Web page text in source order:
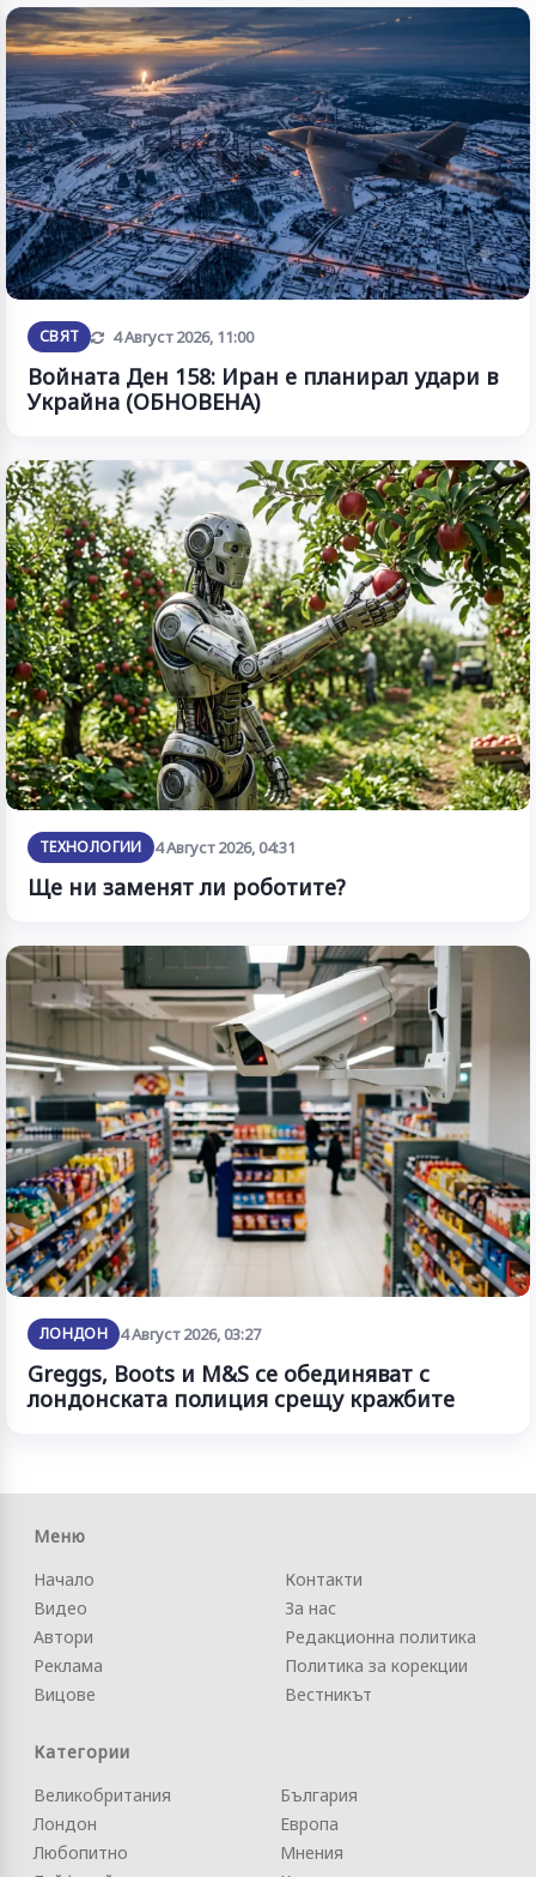
СВЯТ Обновена
4 Август 2026, 11:00
Войната Ден 158: Иран е планирал удари в
Украйна (ОБНОВЕНА)
ТЕХНОЛОГИИ 4 Август 2026, 04:31
Ще ни заменят ли роботите?
ЛОНДОН 4 Август 2026, 03:27
Greggs, Boots и M&S се обединяват с
лондонската полиция срещу кражбите
Меню
Начало
Видео
Автори
Реклама
Вицове
Контакти
За нас
Редакционна политика
Политика за корекции
Вестникът
Категории
Великобритания
Лондон
Любопитно
България
Европа
Мнения